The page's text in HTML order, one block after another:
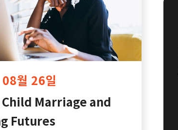
월 26일
Marriage and
Futures